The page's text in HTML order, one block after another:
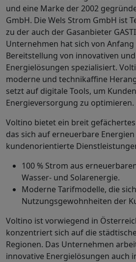
und eine Marke der 2002
GmbH. Die Wels Strom GmbH ist
zu der auch der Gasanbieter
Unternehmen hat sich von Anfang
Bereitstellung von innovativen
Energielösungen spezialisiert.
moderne und technikaffine
setzt auf digitale Tools, um
Energieversorgung zu optimieren.
Voltino bietet ein breit
das sich auf erneuerbare
kundenorientierte
100 % Strom aus
Wasser- und Solarenergie.
Moderne Tarifmodelle, die
Nutzungsgewohnheiten der
Voltino ist vorwiegend in
konzentriert sich auf die
Regionen. Das Unternehmen
innovative Energielösungen auch